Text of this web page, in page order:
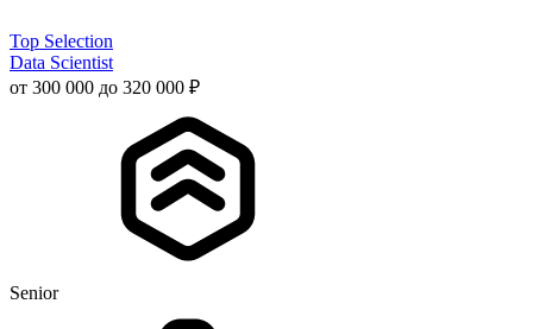
Top Selection
Data Scientist
от 300 000 до 320 000 ₽
Senior